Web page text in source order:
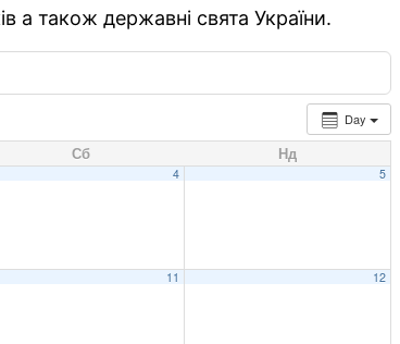
а також державні свята України.
Day
Сб Нд
4 5
11 12